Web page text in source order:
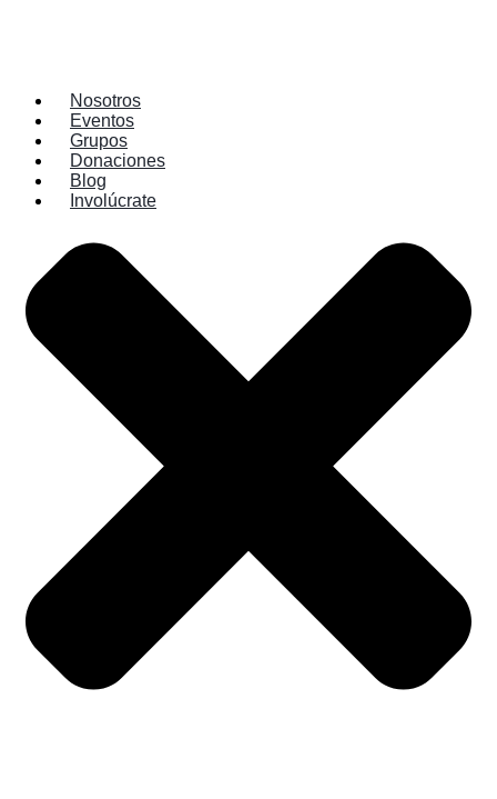
Nosotros
Eventos
Grupos
Donaciones
Blog
Involúcrate